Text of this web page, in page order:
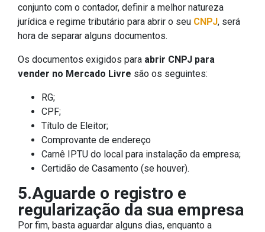
conjunto com o contador, definir a melhor natureza
jurídica e regime tributário para abrir o seu CNPJ, será
hora de separar alguns documentos.
Os documentos exigidos para abrir CNPJ para
vender no Mercado Livre são os seguintes:
RG;
CPF;
Título de Eleitor;
Comprovante de endereço
Carnê IPTU do local para instalação da empresa;
Certidão de Casamento (se houver).
5.Aguarde o registro e
regularização da sua empresa
Por fim, basta aguardar alguns dias, enquanto a